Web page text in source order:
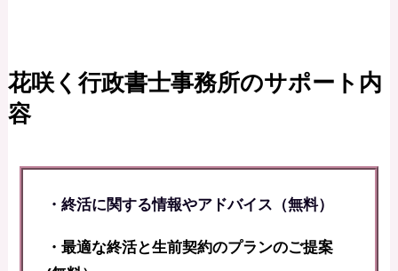
花咲く行政書士事務所のサポート内
容
・終活に関する情報やアドバイス（無料）
・最適な終活と生前契約のプランのご提案